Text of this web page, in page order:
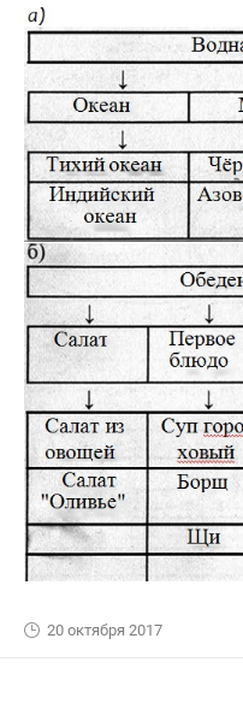
20 октября 2017